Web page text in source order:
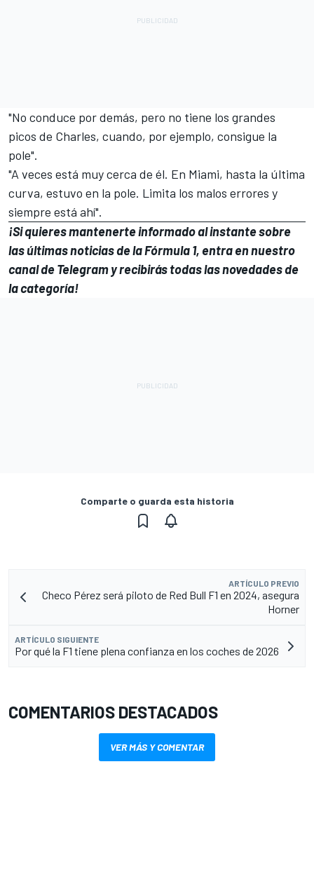
"No conduce por demás, pero no tiene los grandes
picos de Charles, cuando, por ejemplo, consigue la
pole".
"A veces está muy cerca de él. En Miami, hasta la última
curva, estuvo en la pole. Limita los malos errores y
siempre está ahí".
¡Si quieres mantenerte informado al instante sobre
las últimas noticias de laFórmula 1, entra ennuestro
canal de Telegramy recibirás todas las novedades de
la categoría!
Comparte o guarda esta historia
ARTÍCULO PREVIO
Checo Pérez será piloto de Red Bull F1 en 2024, asegura
Horner
ARTÍCULO SIGUIENTE
Por qué la F1 tiene plena confianza en los coches de 2026
COMENTARIOS DESTACADOS
VER MÁS Y COMENTAR